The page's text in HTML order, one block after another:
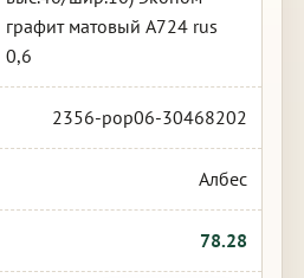
графит матовый А724 rus
0,6
2356-pop06-30468202
Албес
78.28